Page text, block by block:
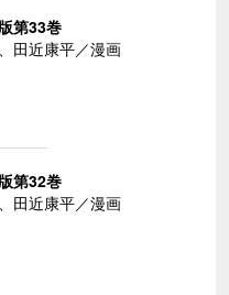
第33巻
田近康平／漫画
第32巻
田近康平／漫画